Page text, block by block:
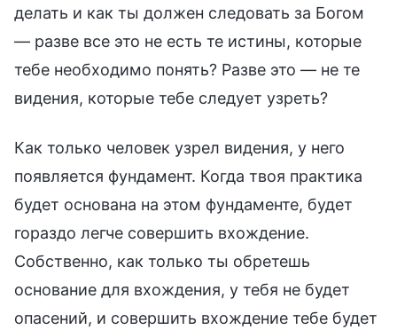
делать и как ты должен следовать за Богом
— разве все это не есть те истины, которые
тебе необходимо понять? Разве это — не те
видения, которые тебе следует узреть?
Как только человек узрел видения, у него
появляется фундамент. Когда твоя практика
будет основана на этом фундаменте, будет
гораздо легче совершить вхождение.
Собственно, как только ты обретешь
основание для вхождения, у тебя не будет
опасений, и совершить вхождение тебе будет